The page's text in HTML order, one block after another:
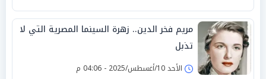
مريم فخر الدين.. زهرة السينما المصرية التي لا
تذبل
الأحد 10/أغسطس/2025 - 04:06 م